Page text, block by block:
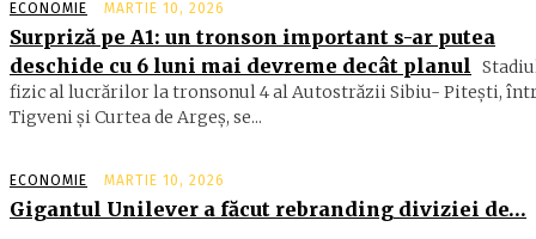
ECONOMIE MARTIE 10, 2026
Surpriză pe A1: un tronson important s-ar putea
deschide cu 6 luni mai devreme decât planul
fizic al lucrărilor la tronsonul 4 al Autostrăzii Sibiu- Piteşti,
Tigveni şi Curtea de Argeş, se...
ECONOMIE MARTIE 10, 2026
Gigantul Unilever a făcut rebranding diviziei de…